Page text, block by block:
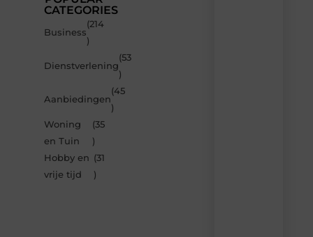
CATEGORIES
Business
(214
)
Dienstverlening
(53
)
Aanbiedingen
(45
)
Woning
en Tuin
(35
)
Hobby en
vrije tijd
(31
)